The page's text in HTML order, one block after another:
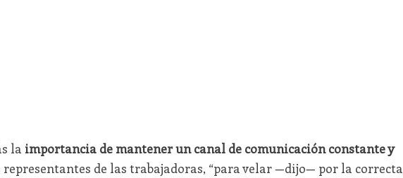
la importancia de mantener un canal de comunicación constante y
de las trabajadoras, “para velar —dijo— por la correcta